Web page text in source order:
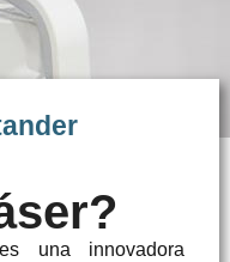
una innovadora